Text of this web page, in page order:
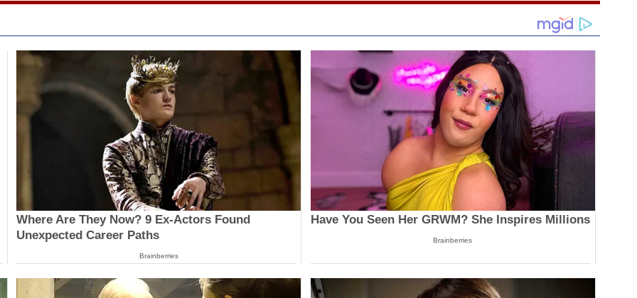
Where Are They Now? 9 Ex-Actors Found
Unexpected Career Paths
Brainberries
Have You Seen Her GRWM? She Inspires Millions
Brainberries